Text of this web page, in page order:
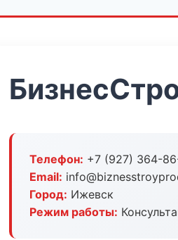
Телефон: +7 (927) 364-
Email:
Город: Ижевск
Режим работы: